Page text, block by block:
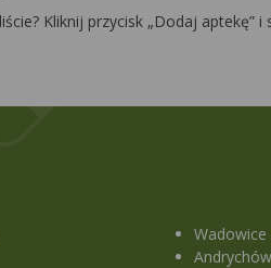
Kliknij przycisk „Dodaj
Wadowice